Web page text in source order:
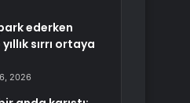
ederken
sırrı ortaya
2026